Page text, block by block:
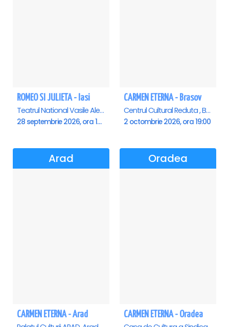
ROMEO SI JULIETA - Iasi
Teatrul National Vasile Alecsandri , Iasi
28 septembrie 2026, ora 19:00
CARMEN ETERNA - Brasov
Centrul Cultural Reduta , Brasov
2 octombrie 2026, ora 19:00
Arad
CARMEN ETERNA - Arad
Oradea
CARMEN ETERNA - Oradea